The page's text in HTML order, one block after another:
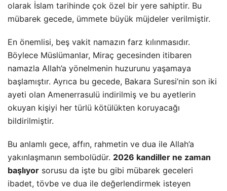
olarak İslam tarihinde çok özel bir yere sahiptir. Bu
mübarek gecede, ümmete büyük müjdeler verilmiştir.
En önemlisi, beş vakit namazın farz kılınmasıdır.
Böylece Müslümanlar, Miraç gecesinden itibaren
namazla Allah’a yönelmenin huzurunu yaşamaya
başlamıştır. Ayrıca bu gecede, Bakara Suresi’nin son iki
ayeti olan Amenerrasulü indirilmiş ve bu ayetlerin
okuyan kişiyi her türlü kötülükten koruyacağı
bildirilmiştir.
Bu anlamlı gece, affın, rahmetin ve dua ile Allah’a
yakınlaşmanın sembolüdür. 2026 kandiller ne zaman
başlıyor sorusu da işte bu gibi mübarek geceleri
ibadet, tövbe ve dua ile değerlendirmek isteyen